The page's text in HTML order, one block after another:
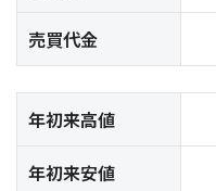
売買代金
年初来高値
年初来安値